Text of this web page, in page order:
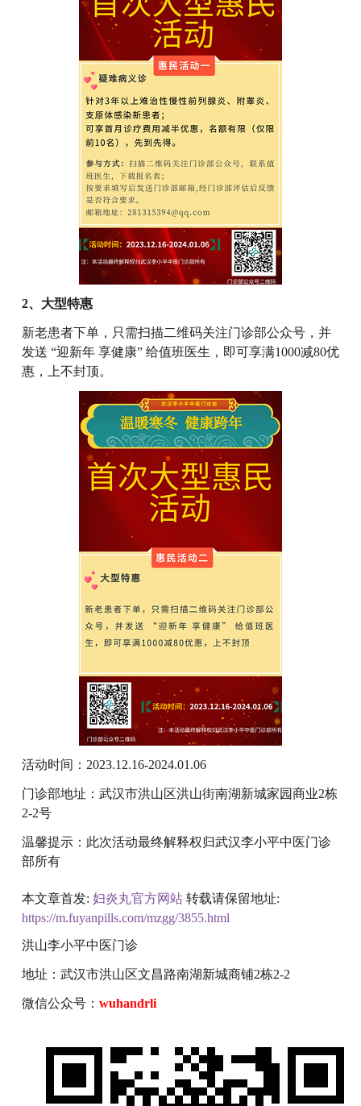
2、大型特惠
新老患者下单，只需扫描二维码关注门诊部公众号，并
发送 “迎新年 享健康” 给值班医生，即可享满1000减80优
惠，上不封顶。
活动时间：2023.12.16-2024.01.06
门诊部地址：武汉市洪山区洪山街南湖新城家园商业2栋
2-2号
温馨提示：此次活动最终解释权归武汉李小平中医门诊
部所有
本文章首发: 妇炎丸官方网站 转载请保留地址:
https://m.fuyanpills.com/mzgg/3855.html
洪山李小平中医门诊
地址：武汉市洪山区文昌路南湖新城商铺2栋2-2
微信公众号： wuhandrli